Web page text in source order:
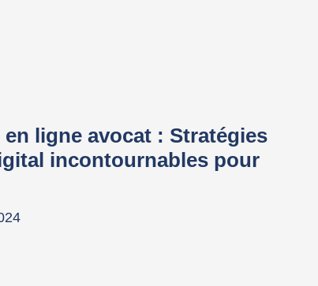
ligne avocat : Stratégies
incontournables pour